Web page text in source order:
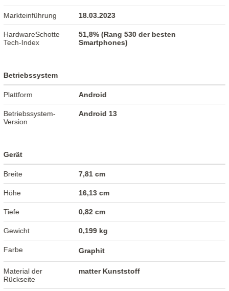
Markteinführung 18.03.2023
HardwareSchotte
Tech-Index
51,8% (Rang 530 der besten
Smartphones)
Betriebssystem
Plattform Android
Betriebssystem-
Version
Android 13
Gerät
Breite 7,81 cm
Höhe 16,13 cm
Tiefe 0,82 cm
Gewicht 0,199 kg
Farbe Graphit
Material der
Rückseite
matter Kunststoff